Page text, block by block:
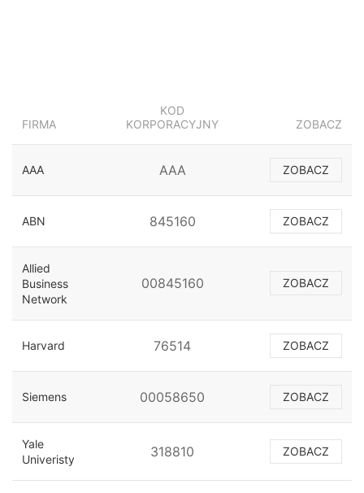
FIRMA
KOD
KORPORACYJNY
ZOBACZ
AAA AAA ZOBACZ
ABN 845160 ZOBACZ
Allied
Business
Network
00845160 ZOBACZ
Harvard 76514 ZOBACZ
Siemens 00058650 ZOBACZ
Yale
Univeristy
318810 ZOBACZ